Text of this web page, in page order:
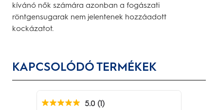
kívánó nők számára azonban a fogászati
röntgensugarak nem jelentenek hozzáadott
kockázatot.
KAPCSOLÓDÓ TERMÉKEK
5.0 (1)
5.0